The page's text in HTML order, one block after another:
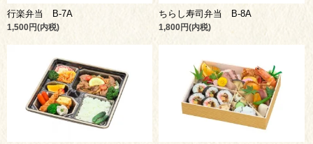
行楽弁当 B-7A
1,500円(内税)
ちらし寿司弁当 B-8A
1,800円(内税)